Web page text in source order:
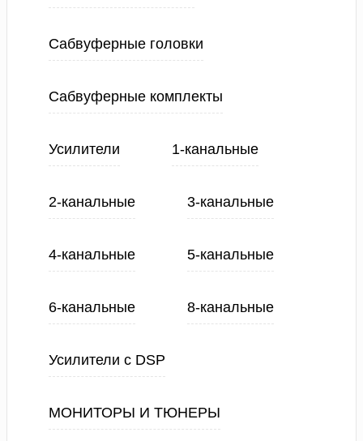
Сабвуферные головки
Сабвуферные комплекты
Усилители 1-канальные
2-канальные 3-канальные
4-канальные 5-канальные
6-канальные 8-канальные
Усилители с DSP
МОНИТОРЫ И ТЮНЕРЫ